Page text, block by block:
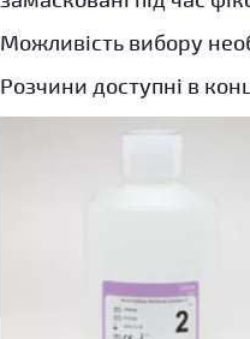
Можливість вибору
Розчини доступні в